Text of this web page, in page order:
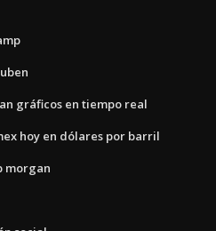
gráficos en tiempo real
hoy en dólares por barril
morgan